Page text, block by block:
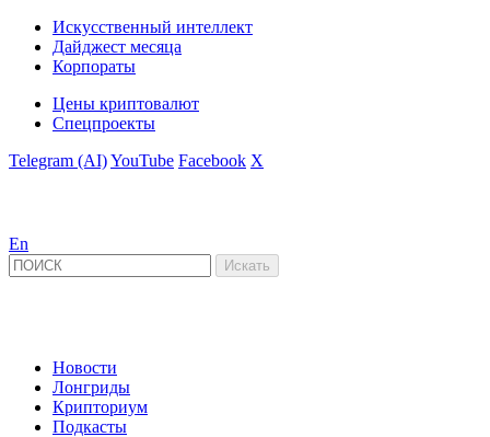
Искусственный интеллект
Дайджест месяца
Корпораты
Цены криптовалют
Спецпроекты
Telegram (AI)YouTube Facebook X
En
Новости
Лонгриды
Крипториум
Подкасты